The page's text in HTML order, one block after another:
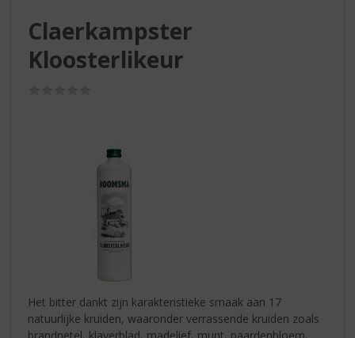
Claerkampster
Kloosterlikeur
Het bitter dankt zijn karakteristieke smaak aan 17
natuurlijke kruiden, waaronder verrassende kruiden zoals
brandnetel, klaverblad, madelief, munt, paardenbloem,